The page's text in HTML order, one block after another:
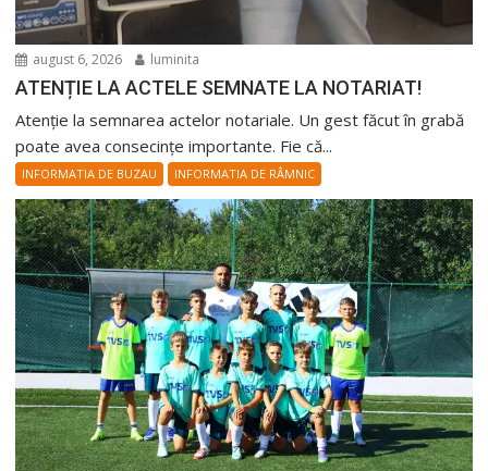
august 6, 2026 luminita
ATENȚIE LA ACTELE SEMNATE LA NOTARIAT!
Atenție la semnarea actelor notariale. Un gest făcut în grabă
poate avea consecințe importante. Fie că...
INFORMATIA DE BUZAU INFORMATIA DE RÂMNIC